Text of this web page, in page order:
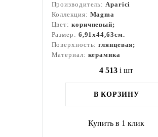
Производитель:Aparici
Коллекция: Magma
Цвет: коричневый;
Размер: 6,91x44,63см.
Поверхность:глянцевая;
Материал: керамика
4 513 i шт
В КОРЗИНУ
Купить в 1 клик